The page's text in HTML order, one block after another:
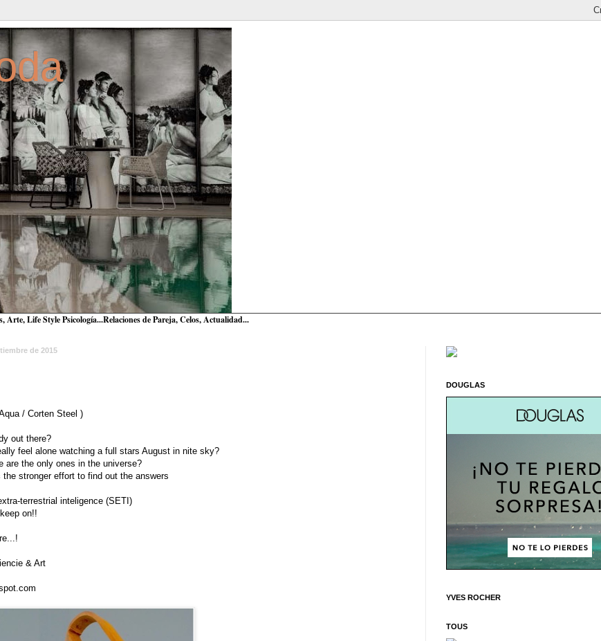
Life Style Psicología...Relaciones de Pareja, Celos,Actualidad...
de 2015
/ Corten Steel )
out there?
feel alone watching a full stars August in nite sky?
are the only ones in the universe?
the stronger effort to find out the answers
terrestrial inteligence (SETI)
on!!
& Art
DOUGLAS
YVES ROCHER
TOUS